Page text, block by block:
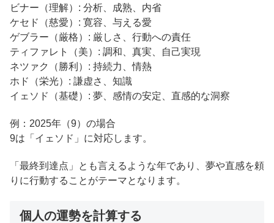
ビナー（理解）: 分析、成熟、内省
ケセド（慈愛）: 寛容、与える愛
ゲブラー（厳格）: 厳しさ、行動への責任
ティファレト（美）: 調和、真実、自己実現
ネツァク（勝利）: 持続力、情熱
ホド（栄光）: 謙虚さ、知識
イェソド（基礎）: 夢、感情の安定、直感的な洞察
例：2025年（9）の場合
9は「イェソド」に対応します。
「最終到達点」とも言えるような年であり、夢や直感を頼
りに行動することがテーマとなります。
個人の運勢を計算する